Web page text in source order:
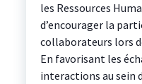
les Ressources
d’encourager la
collaborateurs lors
En favorisant les
interactions au sein